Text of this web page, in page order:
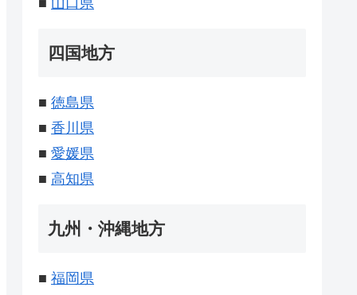
■ 山口県
四国地方
■ 徳島県
■ 香川県
■ 愛媛県
■ 高知県
九州・沖縄地方
■ 福岡県